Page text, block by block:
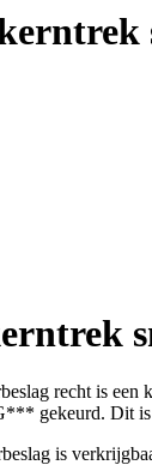
recht is een
gekeurd. Dit is
is